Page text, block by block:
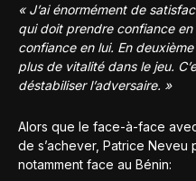
« J’ai énormément de
qui doit prendre confiance
confiance en lui. En
plus de vitalité dans le jeu.
déstabiliser l’adversaire. »
Alors que le face-à-face
de s’achever, Patrice Neveu
notamment face au Bénin: